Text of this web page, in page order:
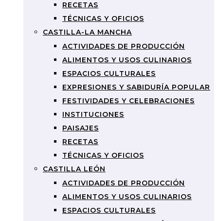
RECETAS
TÉCNICAS Y OFICIOS
CASTILLA-LA MANCHA
ACTIVIDADES DE PRODUCCIÓN
ALIMENTOS Y USOS CULINARIOS
ESPACIOS CULTURALES
EXPRESIONES Y SABIDURÍA POPULAR
FESTIVIDADES Y CELEBRACIONES
INSTITUCIONES
PAISAJES
RECETAS
TÉCNICAS Y OFICIOS
CASTILLA LEÓN
ACTIVIDADES DE PRODUCCIÓN
ALIMENTOS Y USOS CULINARIOS
ESPACIOS CULTURALES